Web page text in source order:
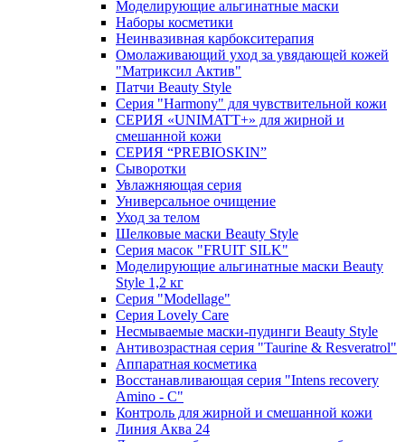
Моделирующие альгинатные маски
Наборы косметики
Неинвазивная карбокситерапия
Омолаживающий уход за увядающей кожей
"Матриксил Актив"
Патчи Beauty Style
Серия "Harmony" для чувствительной кожи
СЕРИЯ «UNIMATT+» для жирной и
смешанной кожи
СЕРИЯ “PREBIOSKIN”
Сыворотки
Увлажняющая серия
Универсальное очищение
Уход за телом
Шелковые маски Beauty Style
Серия масок "FRUIT SILK"
Моделирующие альгинатные маски Beauty
Style 1,2 кг
Серия "Modellage"
Cерия Lovely Care
Несмываемые маски-пудинги Beauty Style
Антивозрастная серия "Taurine & Resveratrol"
Аппаратная косметика
Восстанавливающая серия "Intens recovery
Amino - C"
Контроль для жирной и смешанной кожи
Линия Аква 24